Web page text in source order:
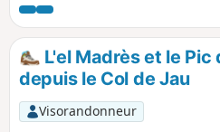
avons profité d'une route très
sans neige et sans verglas. Une
randonnée qui permet d'accéder
du Pic Dourmidou avec un
important, juste après une chute
fraiche de 5 à 10 centimètres
qui s'ajoute à une grosse
L'el Madrès et le
depuis le Col de Jau
Visorandonneur